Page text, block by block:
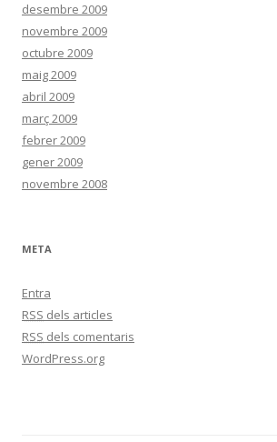
desembre 2009
novembre 2009
octubre 2009
maig 2009
abril 2009
març 2009
febrer 2009
gener 2009
novembre 2008
META
Entra
RSS dels articles
RSS dels comentaris
WordPress.org